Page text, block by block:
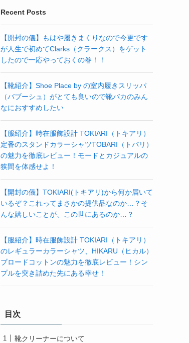
Recent Posts
【開封の儀】もはや履きまくりなので今更です
が人生で初めてClarks（クラークス）をゲット
したので一応やっておくの巻！！
【靴紹介】Shoe Place by の室内履きスリッパ
（バブーシュ）がとても良いので靴バカのみん
なにおすすめしたい
【服紹介】時在服飾設計 TOKIARI（トキアリ）
定番のスタンドカラーシャツTOBARI（トバリ）
の魅力を徹底レビュー！モードとカジュアルの
狭間を体感せよ！
【開封の儀】TOKIARI(トキアリ)から何か届いて
いるぞ？これってまさかの提供品なのか…？そ
んな嬉しいことが、この世にあるのか…？
【服紹介】時在服飾設計 TOKIARI（トキアリ）
のレギュラーカラーシャツ、HIKARU（ヒカル）
ブロードコットンの魅力を徹底レビュー！シン
プルを突き詰めた先にある幸せ！
目次
靴クリーナーについて